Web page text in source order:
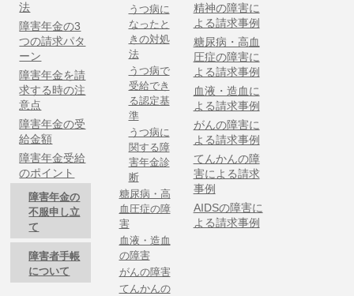
法
障害年金の3
つの請求パタ
ーン
障害年金を請
求する時の注
意点
障害年金の受
給金額
障害年金受給
のポイント
障害年金の
不服申し立
て
障害者手帳
について
うつ病に
なったと
きの対処
法
うつ病で
受給でき
る認定基
準
うつ病に
関する障
害年金診
断
糖尿病・高
血圧症の障
害
血液・造血
の障害
がんの障害
てんかんの
精神の障害に
よる請求事例
糖尿病・高血
圧症の障害に
よる請求事例
血液・造血に
よる請求事例
がんの障害に
よる請求事例
てんかんの障
害による請求
事例
AIDSの障害に
よる請求事例